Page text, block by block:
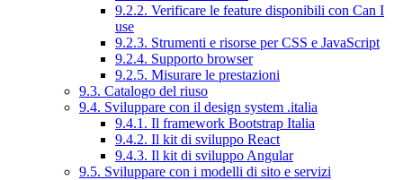
9.2.2. Verificare le feature disponibili con Can I
use
9.2.3. Strumenti e risorse per CSS e JavaScript
9.2.4. Supporto browser
9.2.5. Misurare le prestazioni
9.3. Catalogo del riuso
9.4. Sviluppare con il design system .italia
9.4.1. Il framework Bootstrap Italia
9.4.2. Il kit di sviluppo React
9.4.3. Il kit di sviluppo Angular
9.5. Sviluppare con i modelli di sito e servizi